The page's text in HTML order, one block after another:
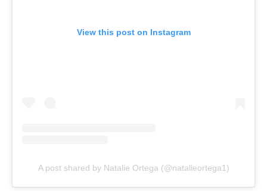
View this post on Instagram
A post shared by Natalie Ortega (@natalieortega1)